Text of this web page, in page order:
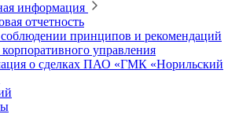
информация
отчетность
принципов и рекомендаций
управления
о сделках ПАО «ГМК «Норильский